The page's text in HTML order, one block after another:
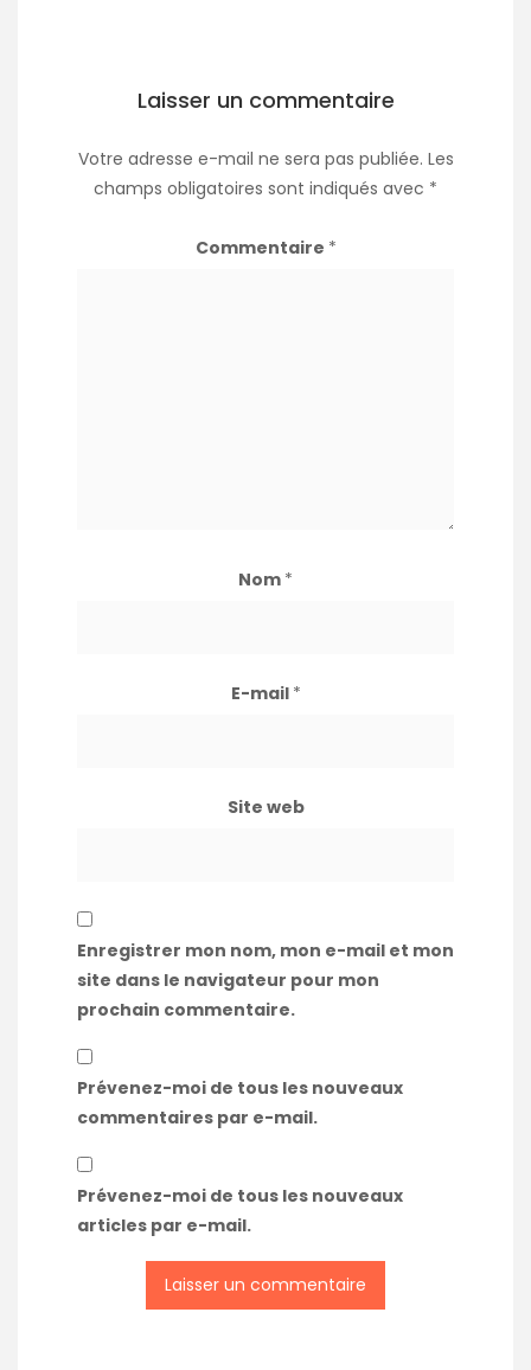
Laisser un commentaire
Votre adresse e-mail ne sera pas publiée. Les
champs obligatoires sont indiqués avec *
Commentaire *
Nom *
E-mail *
Site web
Enregistrer mon nom, mon e-mail et mon
site dans le navigateur pour mon
prochain commentaire.
Prévenez-moi de tous les nouveaux
commentaires par e-mail.
Prévenez-moi de tous les nouveaux
articles par e-mail.